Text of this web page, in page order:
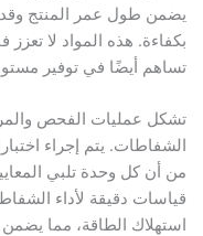
طول عمر المنتج وقدرته
هذه المواد لا تعزز فقط
أيضًا في توفير مستوى عالٍ
عمليات الفحص
يتم إجراء اختبارات
كل وحدة تلبي المعايير
دقيقة لأداء الشفاطات،
الطاقة، مما يضمن عدم